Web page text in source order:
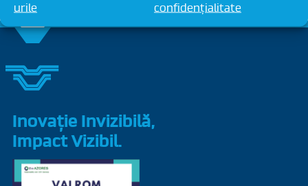
urile
confidențialitate
Inovație Invizibilă,
Impact Vizibil.